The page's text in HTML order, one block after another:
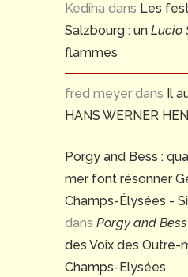
Kediha dans Les
Salzbourg : un Lucio
flammes
fred meyer dans Il
HANS WERNER
Porgy and Bess :
mer font résonner
Champs-Élysées -
dans Porgy and Bess
des Voix des Outre-
Champs-Elysées